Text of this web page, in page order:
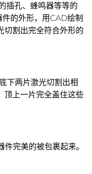
插孔、蜂鸣器等等的
的外形，用CAD绘制
切割出完全符合外形的
下两片激光切割出相
顶上一片完全盖住这些
完美的被包裹起来。